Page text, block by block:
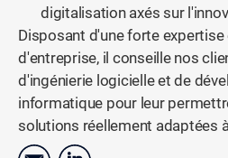
digitalisation axés sur
Disposant d'une forte
d'entreprise, il conseille nos
d'ingénierie logicielle et de
informatique pour leur
solutions réellement adaptées